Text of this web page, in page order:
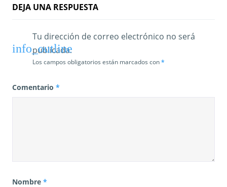
DEJA UNA RESPUESTA
Tu dirección de correo electrónico no será
publicada.
Los campos obligatorios están marcados con*
Comentario *
Nombre *